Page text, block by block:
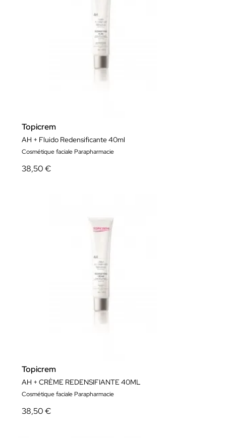
Topicrem
AH + Fluido Redensificante 40ml
Cosmétique faciale Parapharmacie
38,50 €
Topicrem
AH + CRÈME REDENSIFIANTE 40ML
Cosmétique faciale Parapharmacie
38,50 €